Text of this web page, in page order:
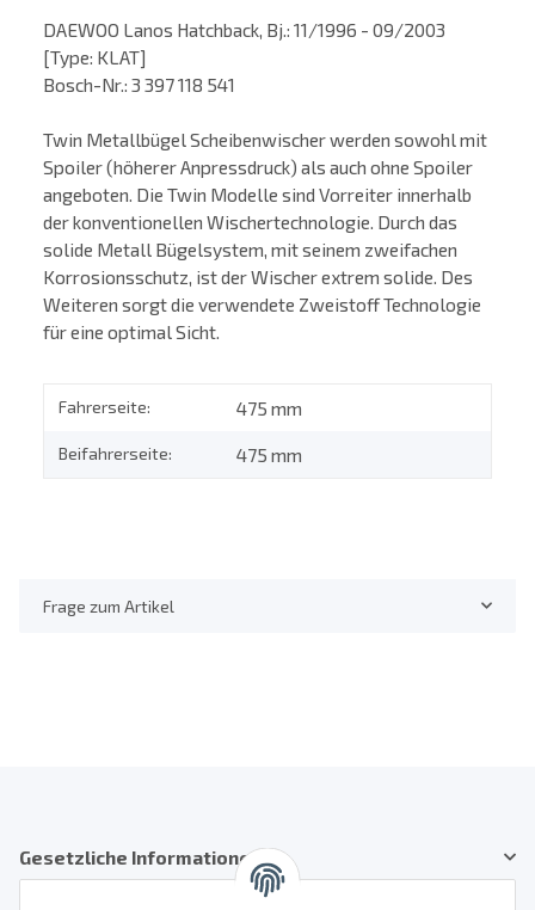
DAEWOO Lanos Hatchback, Bj.: 11/1996 - 09/2003
[Type: KLAT]
Bosch-Nr.: 3 397 118 541
Twin Metallbügel Scheibenwischer werden sowohl mit
Spoiler (höherer Anpressdruck) als auch ohne Spoiler
angeboten. Die Twin Modelle sind Vorreiter innerhalb
der konventionellen Wischertechnologie. Durch das
solide Metall Bügelsystem, mit seinem zweifachen
Korrosionsschutz, ist der Wischer extrem solide. Des
Weiteren sorgt die verwendete Zweistoff Technologie
für eine optimal Sicht.
Fahrerseite: 475 mm
Beifahrerseite: 475 mm
Frage zum Artikel
Gesetzliche Informationen